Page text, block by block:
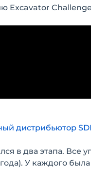
Excavator Challenge
дистрибьютор
в два этапа. Все
года). У каждого